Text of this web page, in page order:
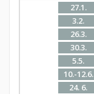
27.1.
3.2.
26.3.
30.3.
5.5.
10.-12.6.
24. 6.